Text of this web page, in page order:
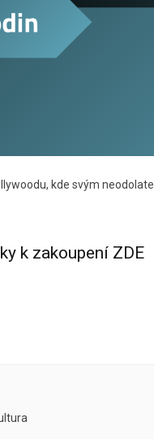
kde svým
k zakoupení ZDE